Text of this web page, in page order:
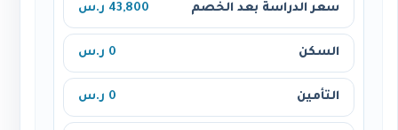
سعر الدراسة بعد الخصم 43,800 ر.س
السكن 0 ر.س
التأمين 0 ر.س